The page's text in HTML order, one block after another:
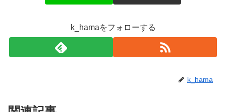
k_hamaをフォローする
k_hama